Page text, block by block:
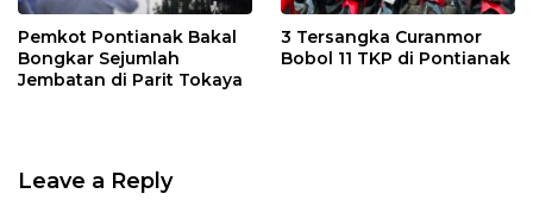
Pemkot Pontianak Bakal
Bongkar Sejumlah
Jembatan di Parit Tokaya
3 Tersangka Curanmor
Bobol 11 TKP di Pontianak
Leave a Reply